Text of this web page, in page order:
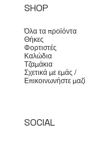
SHOP
Όλα τα προϊόντα
Θήκες
Φορτιστές
Καλώδια
Τζαμάκια
Σχετικά με εμάς /
Επικοινωνήστε
SOCIAL